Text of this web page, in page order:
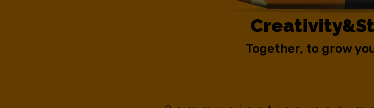
Creativity&
Together, to grow